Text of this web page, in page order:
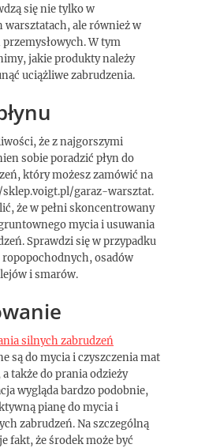
się nie tylko w
warsztatach, ale również w
W tym
jakie produkty należy
uciążliwe zabrudzenia.
że z najgorszymi
sobie poradzić płyn do
który możesz zamówić na
garaz-warsztat.
że w pełni skoncentrowany
mycia i usuwania
Sprawdzi się w przypadku
osadów
i smarów.
silnych zabrudzeń
są do mycia i czyszczenia mat
także do prania odzieży
wygląda bardzo podobnie,
pianę do mycia i
zabrudzeń. Na szczególną
fakt, że środek może być